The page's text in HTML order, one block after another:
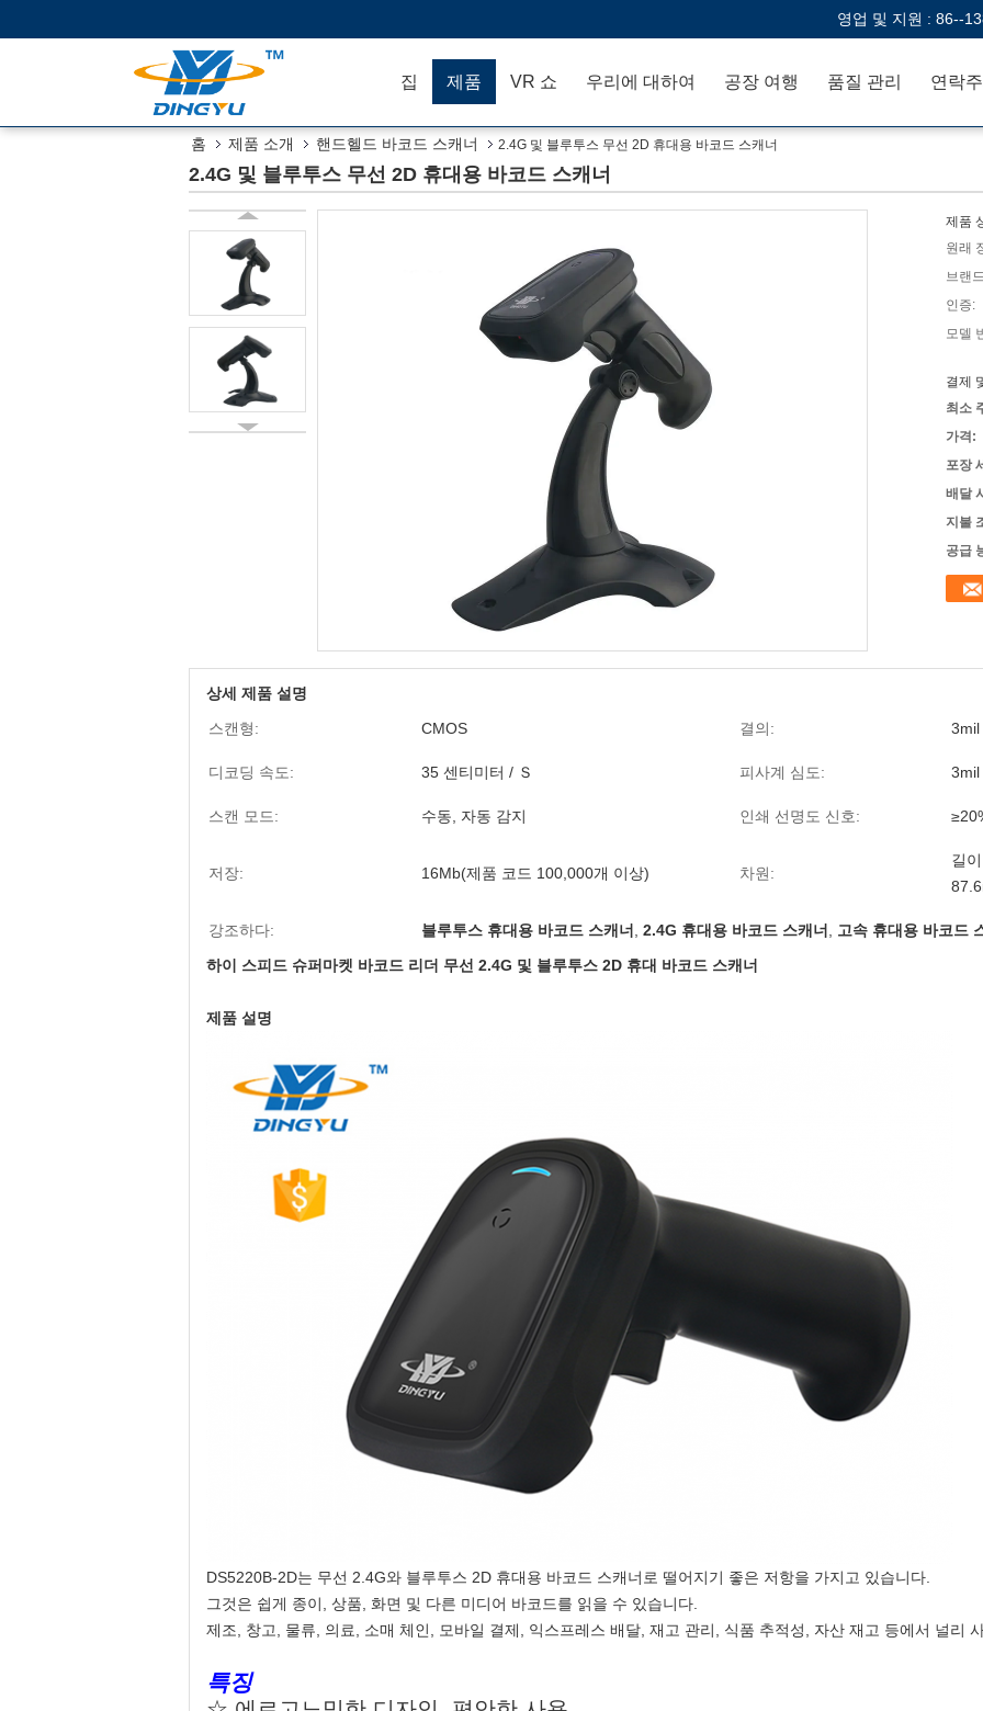
영업 및 지원 : 86--
집 제품 VR 쇼 우리에 대하여 공장 여행 품질 관리 연락
홈 제품 소개 핸드헬드 바코드 스캐너 2.4G 및 블루투스 무선 2D 휴대용 바코드 스캐너
2.4G 및 블루투스 무선 2D 휴대용 바코드 스캐너
제품
원래
브랜
인증:
모델
결제
최소
가격:
포장
배달
지불
공급
상세 제품 설명
스캔형:
CMOS 결의: 3mil
디코딩 속도: 35 센티미터 / Ｓ 피사계 심도: 3mil
스캔 모드: 수동, 자동 감지 인쇄 선명도 신호:
저장: 16Mb(제품 코드 100,000개 이상) 차원:
길
강조하다: 블루투스 휴대용 바코드 스캐너 2.4G 휴대용 바코드 스캐너
고속 휴대용 바코드
하이 스피드 슈퍼마켓 바코드 리더 무선 2.4G 및 블루투스 2D 휴대 바코드 스캐너
제품 설명
DS5220B-2D는 무선 2.4G와 블루투스 2D 휴대용 바코드 스캐너로 떨어지기 좋은 저항을 가지고 있습니다.
그것은 쉽게 종이, 상품, 화면 및 다른 미디어 바코드를 읽을 수 있습니다.
제조, 창고, 물류, 의료, 소매 체인, 모바일 결제, 익스프레스 배달, 재고 관리, 식품 추적성, 자산 재고 등에서 널리
특징